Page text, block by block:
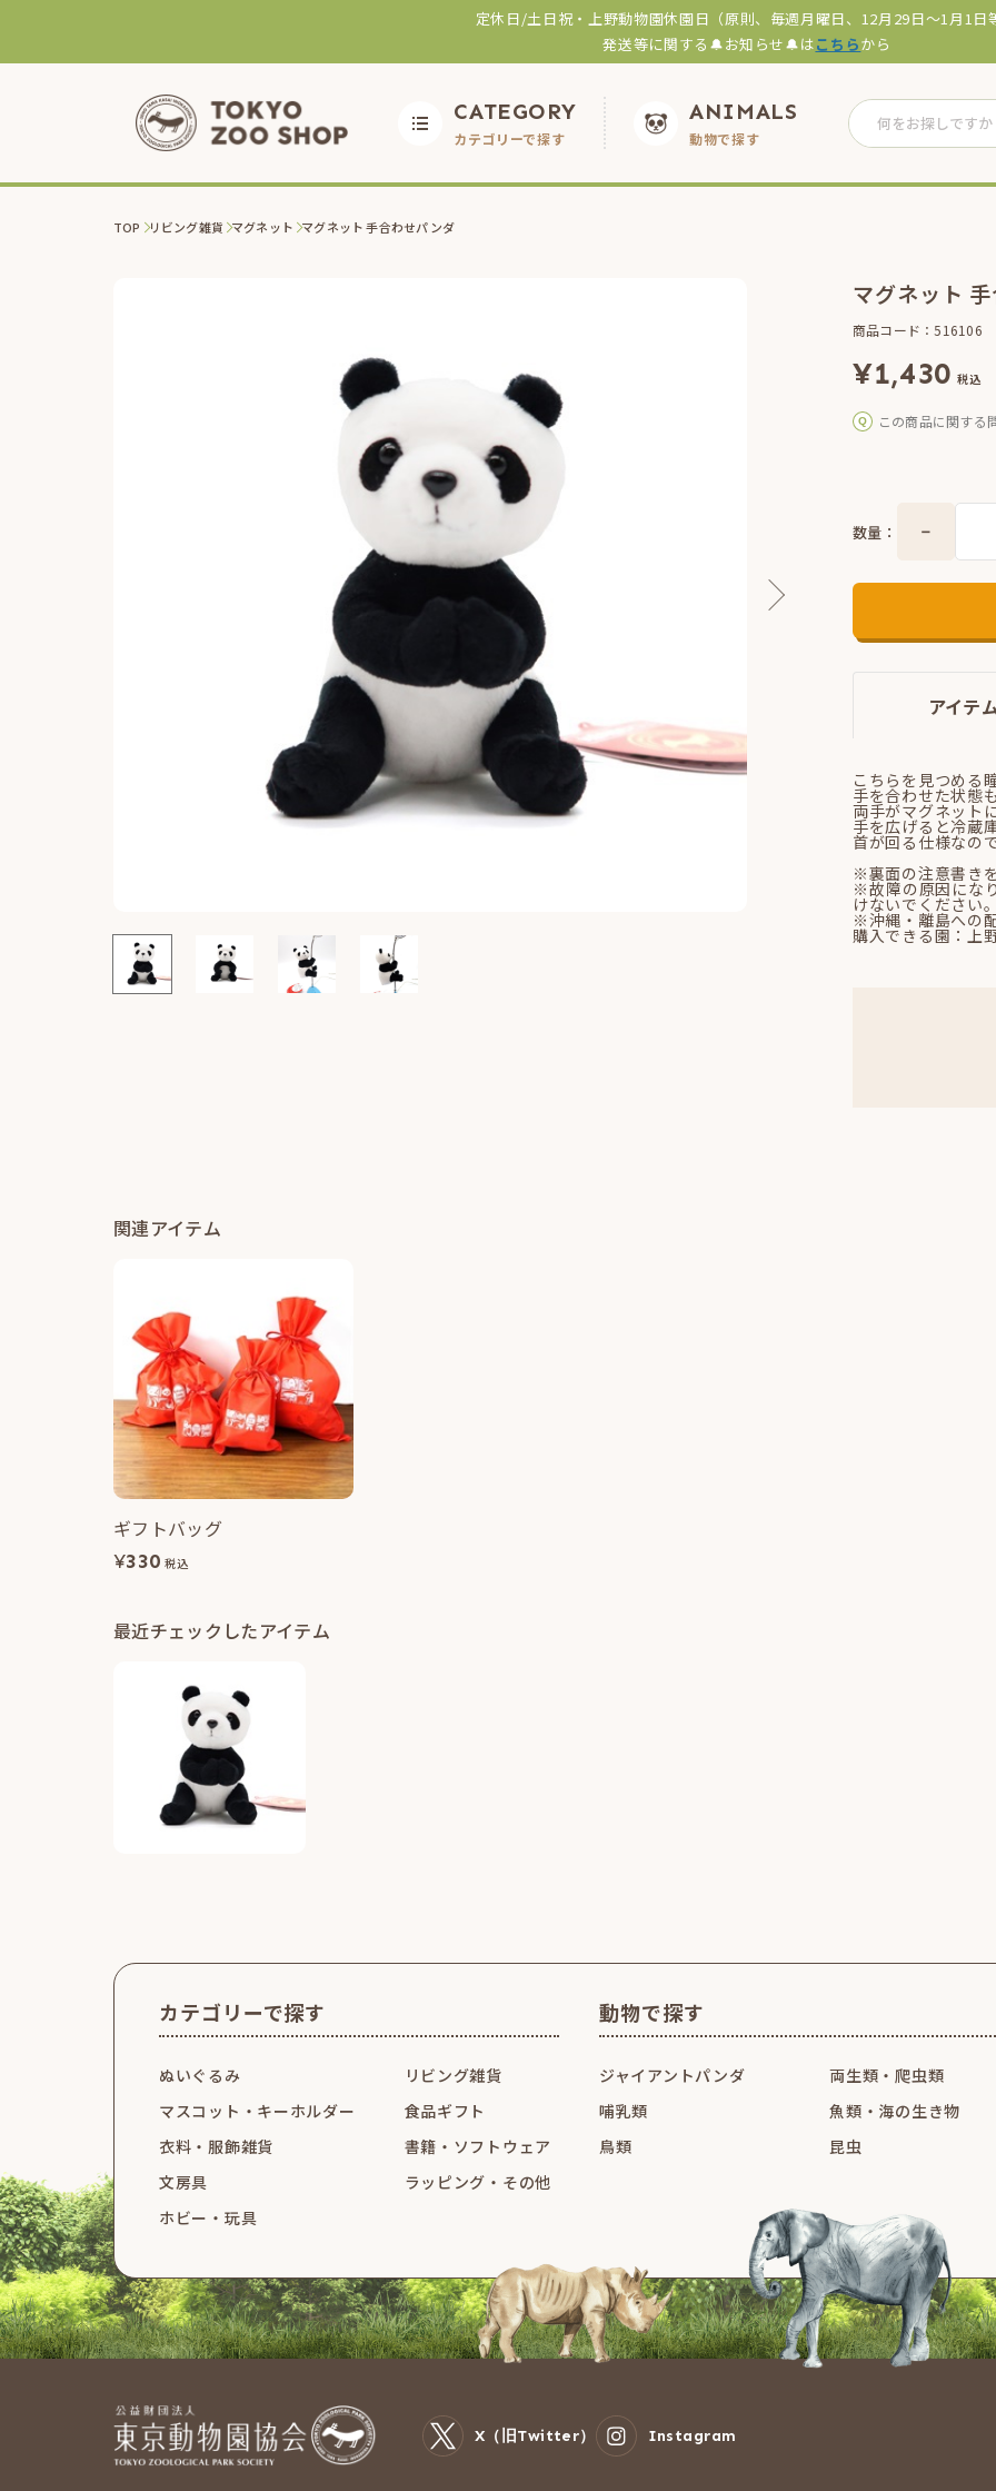
定休日/土日祝・上野動物園休園日（原則、毎週月曜日、12月29日～1月1日
発送等に関する🔔お知らせ🔔はこちらから
CATEGORY
カテゴリーで探す
ANIMALS
動物で探す
TOP リビング雑貨 マグネット マグネット 手合わせパンダ
マグネット
商品コード：516106
¥1,430 税込
この商品に関する
数量：
アイテ
こちらを見つめる
手を合わせた状態
両手がマグネット
手を広げると冷蔵
首が回る仕様なの
※裏面の注意書き
※故障の原因にな
けないでください
※沖縄・離島への
購入できる園：上
関連アイテム
ギフトバッグ
¥330 税込
最近チェックしたアイテム
カテゴリーで探す
ぬいぐるみ
マスコット・ キーホルダー
衣料・服飾雑貨
文房具
ホビー・玩具
リビング雑貨
食品ギフト
書籍・ソフトウェア
ラッピング・その他
動物で探す
ジャイアントパンダ
哺乳類
鳥類
両生類・爬虫類
魚類・海の生き物
昆虫
X（旧Twitter） Instagram